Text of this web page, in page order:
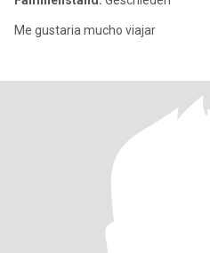
Me gustaria mucho viajar